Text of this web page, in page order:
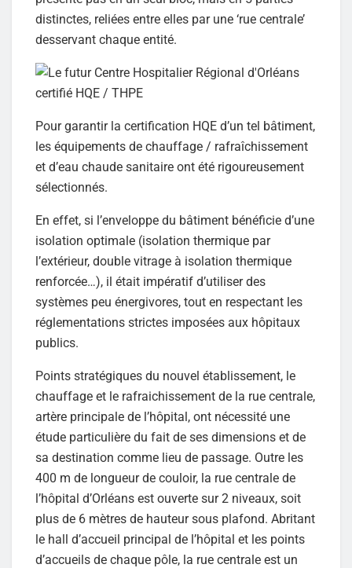
distinctes, reliées entre elles par une ‘rue centrale’
desservant chaque entité.
Pour garantir la certification HQE d’un tel bâtiment,
les équipements de chauffage / rafraîchissement
et d’eau chaude sanitaire ont été rigoureusement
sélectionnés.
En effet, si l’enveloppe du bâtiment bénéficie d’une
isolation optimale (isolation thermique par
l’extérieur, double vitrage à isolation thermique
renforcée…), il était impératif d’utiliser des
systèmes peu énergivores, tout en respectant les
réglementations strictes imposées aux hôpitaux
publics.
Points stratégiques du nouvel établissement, le
chauffage et le rafraichissement de la rue centrale,
artère principale de l’hôpital, ont nécessité une
étude particulière du fait de ses dimensions et de
sa destination comme lieu de passage. Outre les
400 m de longueur de couloir, la rue centrale de
l’hôpital d’Orléans est ouverte sur 2 niveaux, soit
plus de 6 mètres de hauteur sous plafond. Abritant
le hall d’accueil principal de l’hôpital et les points
d’accueils de chaque pôle, la rue centrale est un